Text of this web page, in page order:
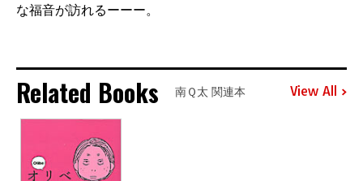
な福音が訪れるーーー。
Related Books 南Ｑ太 関連本 View All